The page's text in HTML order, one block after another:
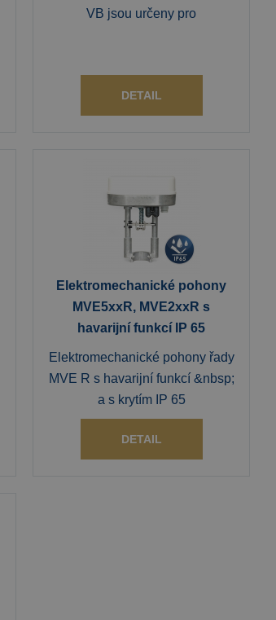
VB jsou určeny pro
DETAIL
Elektromechanické pohony
MVE5xxR, MVE2xxR s
havarijní funkcí IP 65
Elektromechanické pohony řady
MVE R s havarijní funkcí &nbsp;
a s krytím IP 65
DETAIL